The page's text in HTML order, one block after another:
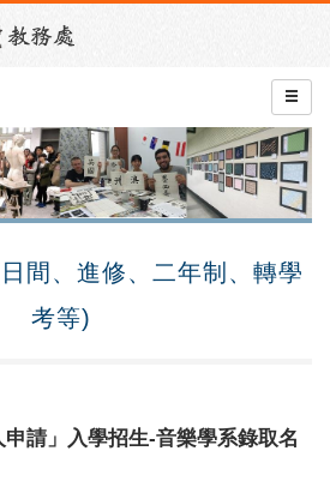
間、進修、二年制、轉學
考等)
請」入學招生-音樂學系錄取名